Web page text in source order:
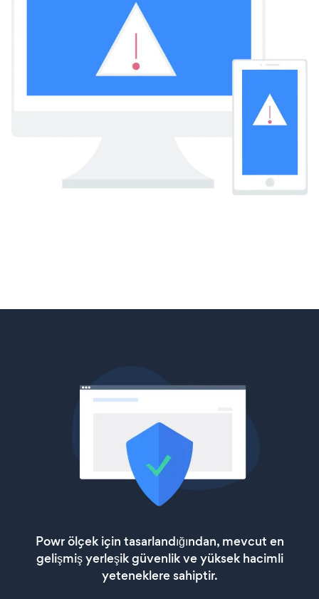
Powr ölçek için tasarlandığından, mevcut en
gelişmiş yerleşik güvenlik ve yüksek hacimli
yeteneklere sahiptir.